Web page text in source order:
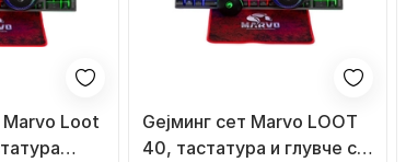
Marvo Loot
Geјминг сет Marvo LOOT
40, тастатура и глувче со